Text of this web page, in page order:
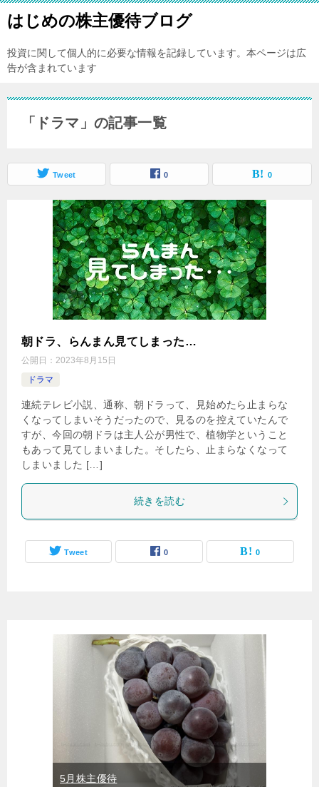
はじめの株主優待ブログ
投資に関して個人的に必要な情報を記録しています。本ページは広
告が含まれています
「ドラマ」の記事一覧
Tweet 0 0
朝ドラ、らんまん見てしまった…
公開日： 2023年8月15日
ドラマ
連続テレビ小説、通称、朝ドラって、見始めたら止まらな
くなってしまいそうだったので、見るのを控えていたんで
すが、今回の朝ドラは主人公が男性で、植物学ということ
もあって見てしまいました。そしたら、止まらなくなって
しまいました […]
続きを読む
Tweet 0 0
5月株主優待